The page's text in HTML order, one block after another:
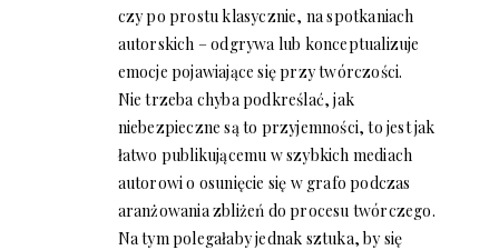
czy po prostu klasycznie, na spotkaniach
autorskich – odgrywa lub konceptualizuje
emocje pojawiające się przy twórczości.
Nie trzeba chyba podkreślać, jak
niebezpieczne są to przyjemności, to jest jak
łatwo publikującemu w szybkich mediach
autorowi o osunięcie się w grafo podczas
aranżowania zbliżeń do procesu twórczego.
Na tym polegałaby jednak sztuka, by się